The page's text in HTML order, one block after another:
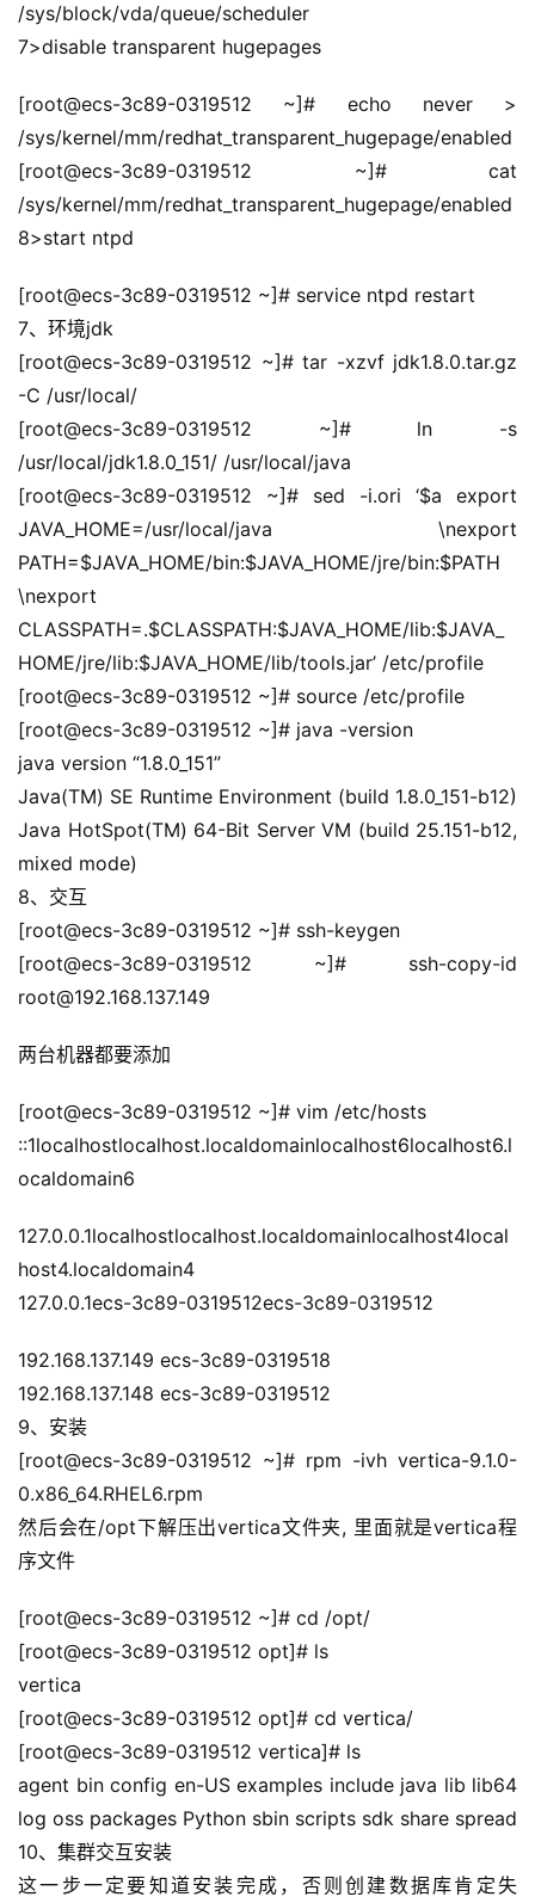
I
干
群
运
记
录
经
验
教
程
件
应
用
服
务
项
目
A
提
示
词
源
码
常
链
接
登录 注册
/sys/block/vda/queue/scheduler
7>disable transparent hugepages
[root@ecs-3c89-0319512 ~]# echo never >
/sys/kernel/mm/redhat_transparent_hugepage/enabled
[root@ecs-3c89-0319512 ~]# cat
/sys/kernel/mm/redhat_transparent_hugepage/enabled
8>start ntpd
[root@ecs-3c89-0319512 ~]# service ntpd restart
7、环境jdk
[root@ecs-3c89-0319512 ~]# tar -xzvf jdk1.8.0.tar.gz
-C /usr/local/
[root@ecs-3c89-0319512 ~]# ln -s
/usr/local/jdk1.8.0_151/ /usr/local/java
[root@ecs-3c89-0319512 ~]# sed -i.ori ‘$a export
JAVA_HOME=/usr/local/java \nexport
PATH=$JAVA_HOME/bin:$JAVA_HOME/jre/bin:$PATH
\nexport
CLASSPATH=.$CLASSPATH:$JAVA_HOME/lib:$JAVA_
HOME/jre/lib:$JAVA_HOME/lib/tools.jar’ /etc/profile
[root@ecs-3c89-0319512 ~]# source /etc/profile
[root@ecs-3c89-0319512 ~]# java -version
java version “1.8.0_151”
Java(TM) SE Runtime Environment (build 1.8.0_151-b12)
Java HotSpot(TM) 64-Bit Server VM (build 25.151-b12,
mixed mode)
8、交互
[root@ecs-3c89-0319512 ~]# ssh-keygen
[root@ecs-3c89-0319512 ~]# ssh-copy-id
root@192.168.137.149
两台机器都要添加
[root@ecs-3c89-0319512 ~]# vim /etc/hosts
::1localhostlocalhost.localdomainlocalhost6localhost6.l
ocaldomain6
127.0.0.1localhostlocalhost.localdomainlocalhost4local
host4.localdomain4
127.0.0.1ecs-3c89-0319512ecs-3c89-0319512
192.168.137.149 ecs-3c89-0319518
192.168.137.148 ecs-3c89-0319512
9、安装
[root@ecs-3c89-0319512 ~]# rpm -ivh vertica-9.1.0-
0.x86_64.RHEL6.rpm
然后会在/opt下解压出vertica文件夹, 里面就是vertica程
序文件
[root@ecs-3c89-0319512 ~]# cd /opt/
[root@ecs-3c89-0319512 opt]# ls
vertica
[root@ecs-3c89-0319512 opt]# cd vertica/
[root@ecs-3c89-0319512 vertica]# ls
agent bin config en-US examples include java lib lib64
log oss packages Python sbin scripts sdk share spread
10、集群交互安装
这一步一定要知道安装完成，否则创建数据库肯定失